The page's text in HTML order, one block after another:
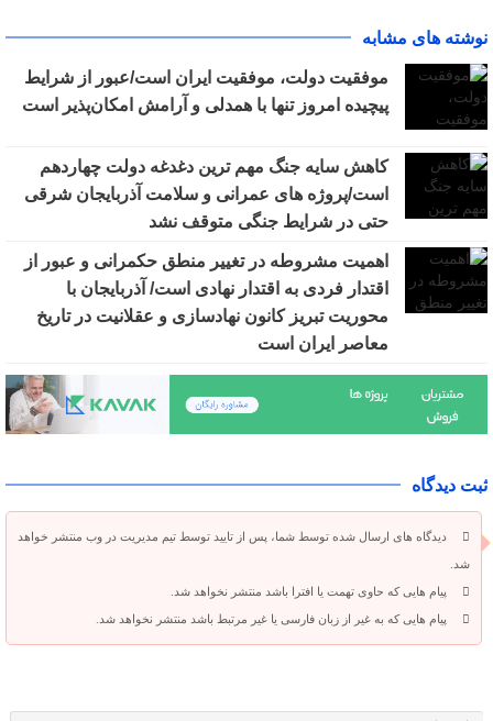
نوشته های مشابه
موفقیت دولت، موفقیت ایران است/عبور از شرایط
پیچیده امروز تنها با همدلی و آرامش امکان‌پذیر است
کاهش سایه جنگ مهم ‌ترین دغدغه دولت چهاردهم
است/پروژه ‌های عمرانی و سلامت آذربایجان شرقی
حتی در شرایط جنگی متوقف نشد
اهمیت مشروطه در تغییر منطق حکمرانی و عبور از
اقتدار فردی به اقتدار نهادی است/ آذربایجان با
محوریت تبریز کانون نهادسازی و عقلانیت در تاریخ
معاصر ایران است
ثبت دیدگاه
دیدگاه های ارسال شده توسط شما، پس از تایید توسط تیم مدیریت در وب منتشر خواهد
شد.
پیام هایی که حاوی تهمت یا افترا باشد منتشر نخواهد شد.
پیام هایی که به غیر از زبان فارسی یا غیر مرتبط باشد منتشر نخواهد شد.